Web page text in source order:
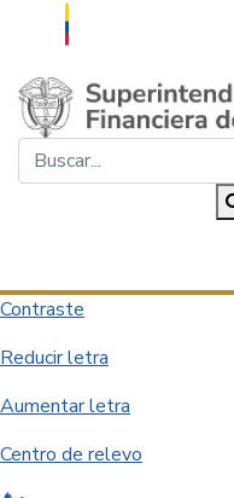
Saltar al contenido principal
Contraste
Reducir letra
Aumentar letra
Centro de relevo